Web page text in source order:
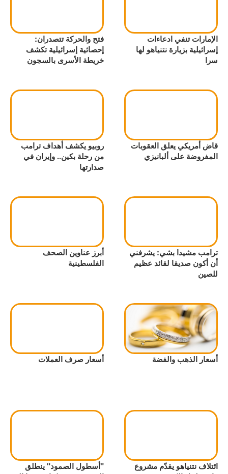
الإمارات تنفي ادعاءات
إسرائيلية بزيارة نتنياهو لها
سرا
فتح والحركة تتصدران:
إحصائية إسرائيلية تكشف
خريطة الأسرى بالسجون
قاض أمريكي يعلق العقوبات
المفروضة على ألبانيزي
روبيو يكشف أهداف ترامب
من رحلة بكين.. وإيران في
صدارتها
ترامب مشيدا بشي: يشرفني
أن أكون صديقا لقائد عظيم
للصين
أبرز عناوين الصحف
الفلسطينية
أسعار الذهب والفضة أسعار صرف العملات
ائتلاف نتنياهو يقدّم مشروع
"أسطول الصمود" ينطلق